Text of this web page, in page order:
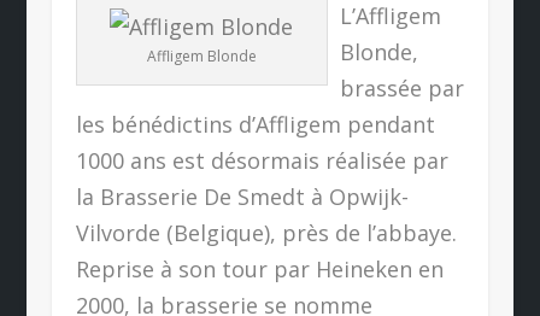
Affligem Blonde
L’Affligem
Blonde,
brassée par
les bénédictins d’Affligem pendant
1000 ans est désormais réalisée par
la Brasserie De Smedt à Opwijk-
Vilvorde (Belgique), près de l’abbaye.
Reprise à son tour par Heineken en
2000, la brasserie se nomme